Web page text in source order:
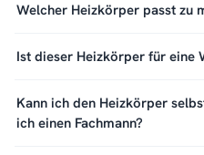
Welcher Heizkörper passt zu
Ist dieser Heizkörper für eine
Kann ich den Heizkörper
ich einen Fachmann?